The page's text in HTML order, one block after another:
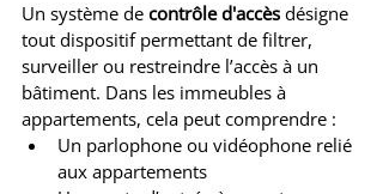
Un système de contrôle d'accès désigne
tout dispositif permettant de filtrer,
surveiller ou restreindre l’accès à un
bâtiment. Dans les immeubles à
appartements, cela peut comprendre :
Un parlophone ou vidéophone relié
aux appartements